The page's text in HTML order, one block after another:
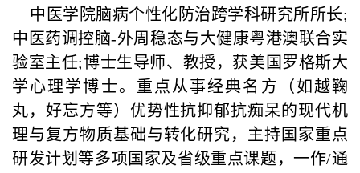
中医学院脑病个性化防治跨学科研究所所长;
中医药调控脑-外周稳态与大健康粤港澳联合实
验室主任;博士生导师、教授，获美国罗格斯大
学心理学博士。重点从事经典名方（如越鞠
丸，好忘方等）优势性抗抑郁抗痴呆的现代机
理与复方物质基础与转化研究，主持国家重点
研发计划等多项国家及省级重点课题，一作/通